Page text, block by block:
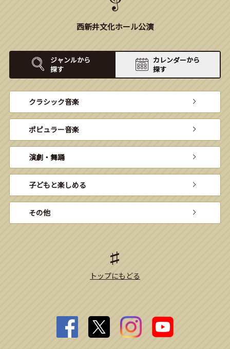
西新井文化ホール公演
ジャンルから
探す
カレンダーから
探す
クラシック音楽
ポピュラー音楽
演劇・舞踊
子どもと楽しめる
その他
トップにもどる